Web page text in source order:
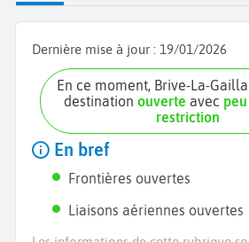
Dernière mise à jour : 19/01/2026
En ce moment, Brive-La-Gaillarde est une
destinationouverte avec
restriction
En bref
Frontières ouvertes
Liaisons aériennes ouvertes